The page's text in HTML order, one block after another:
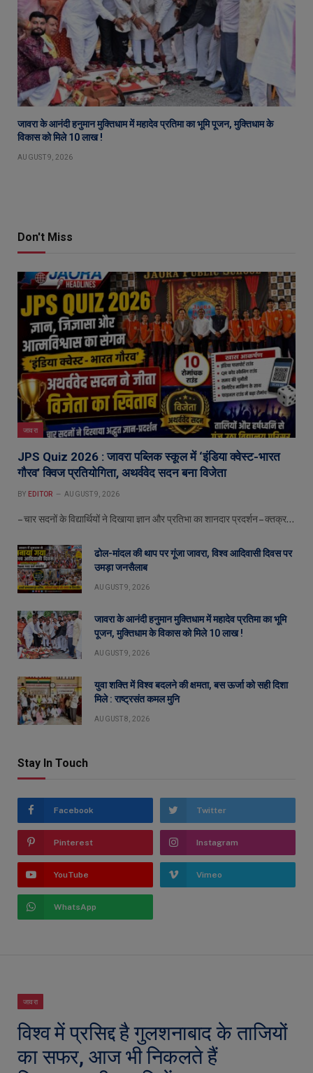
जावरा के आनंदी हनुमान मुक्तिधाम में महादेव प्रतिमा का भूमि पूजन, मुक्तिधाम के
विकास को मिले 10 लाख !
AUGUST 9, 2026
Don't Miss
जावरा
JPS Quiz 2026 : जावरा पब्लिक स्कूल में ‘इंडिया क्वेस्ट-भारत
गौरव’ क्विज प्रतियोगिता, अथर्ववेद सदन बना विजेता
BY EDITOR AUGUST 9, 2026
– चार सदनों के विद्यार्थियों ने दिखाया ज्ञान और प्रतिभा का शानदार प्रदर्शन – क्तक्र…
ढोल-मांदल की थाप पर गूंजा जावरा, विश्व आदिवासी दिवस पर
उमड़ा जनसैलाब
AUGUST 9, 2026
जावरा के आनंदी हनुमान मुक्तिधाम में महादेव प्रतिमा का भूमि
पूजन, मुक्तिधाम के विकास को मिले 10 लाख !
AUGUST 9, 2026
युवा शक्ति में विश्व बदलने की क्षमता, बस ऊर्जा को सही दिशा
मिले : राष्ट्रसंत कमल मुनि
AUGUST 8, 2026
Stay In Touch
Facebook Twitter
Pinterest Instagram
YouTube Vimeo
WhatsApp
जावरा
विश्व में प्रसिद्द है गुलशनाबाद के ताजियों
का सफर, आज भी निकलते हैं